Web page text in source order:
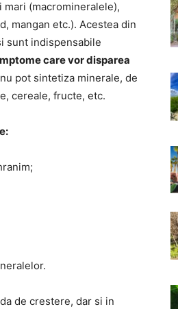
(macromineralele),
mangan etc.). Acestea din
sunt indispensabile
care vor disparea
pot sintetiza minerale, de
cereale, fructe, etc.
de crestere, dar si in